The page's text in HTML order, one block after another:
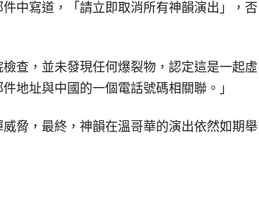
中寫道，「請立即取消所有神韻演出」，否
查，並未發現任何爆裂物，認定這是一起虛
地址與中國的一個電話號碼相關聯。」
脅，最終，神韻在溫哥華的演出依然如期舉